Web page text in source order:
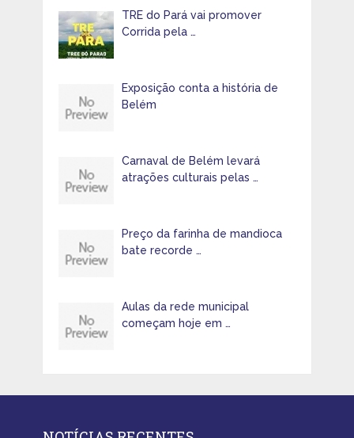
TRE do Pará vai promover
Corrida pela …
Exposição conta a história de
Belém
Carnaval de Belém levará
atrações culturais pelas …
Preço da farinha de mandioca
bate recorde …
Aulas da rede municipal
começam hoje em …